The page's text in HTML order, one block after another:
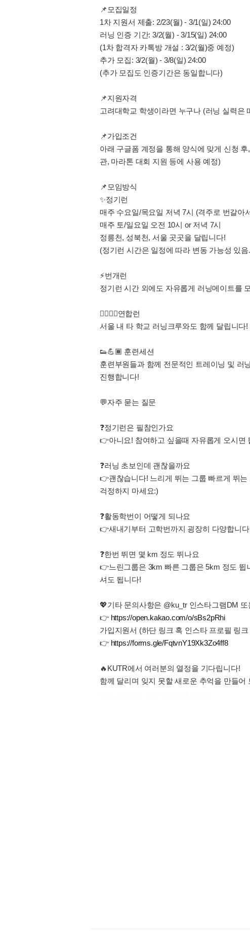
📌모집일정
1차 지원서 제출: 2/23(월) - 3/1(일) 24:00
러닝 인증 기간: 3/2(월) - 3/15(일) 24:00
(1차 합격자 카톡방 개설 : 3/2(월)중 예정)
추가 모집: 3/2(월) - 3/8(일) 24:00
(추가 모집도 인증기간은 동일합니다)
📌지원자격
고려대학교 학생이라면 누구나 (러닝 실력은
📌가입조건
아래 구글폼 계정을 통해 양식에 맞게 신청
관, 마라톤 대회 지원 등에 사용 예정)
📌모임방식
✨정기런
매주 수요일/목요일 저녁 7시 (격주로 번갈아
매주 토/일요일 오전 10시 or 저녁 7시
정릉천, 성북천, 서울 곳곳을 달립니다!
(정기런 시간은 일정에 따라 변동 가능성 있
⚡번개런
정기런 시간 외에도 자유롭게 러닝메이트를
🏃‍♀️🏃‍♂️연합런
서울 내 타 학교 러닝크루와도 함께 달립니다!
👟💪🏾 훈련세션
훈련부원들과 함께 전문적인 트레이닝 및 러
진행합니다!
💬자주 묻는 질문
❓정기런은 필참인가요
👉아니요! 참여하고 싶을때 자유롭게 오시면
❓러닝 초보인데 괜찮을까요
👉괜찮습니다! 느리게 뛰는 그룹 빠르게 뛰
걱정하지 마세요:)
❓활동학번이 어떻게 되나요
👉새내기부터 고학번까지 굉장히 다양합니다
❓한번 뛰면 몇 km 정도 뛰나요
👉느린그룹은 3km 빠른 그룹은 5km 정도 뜁
셔도 됩니다!
💖기타 문의사항은 @ku_tr 인스타그램DM
👉 https://open.kakao.com/o/sBs2pRhi
가입지원서 (하단 링크 혹 인스타 프로필 링크
👉 https://forms.gle/FqtvnY19Xk3Zo4ff8
🔥KUTR에서 여러분의 열정을 기다립니다!
함께 달리며 잊지 못할 새로운 추억을 만들어